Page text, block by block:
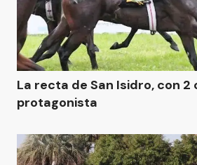
La recta de San Isidro, con 2
protagonista